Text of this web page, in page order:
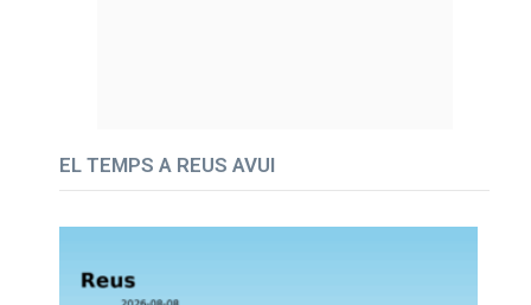
EL TEMPS A REUS AVUI